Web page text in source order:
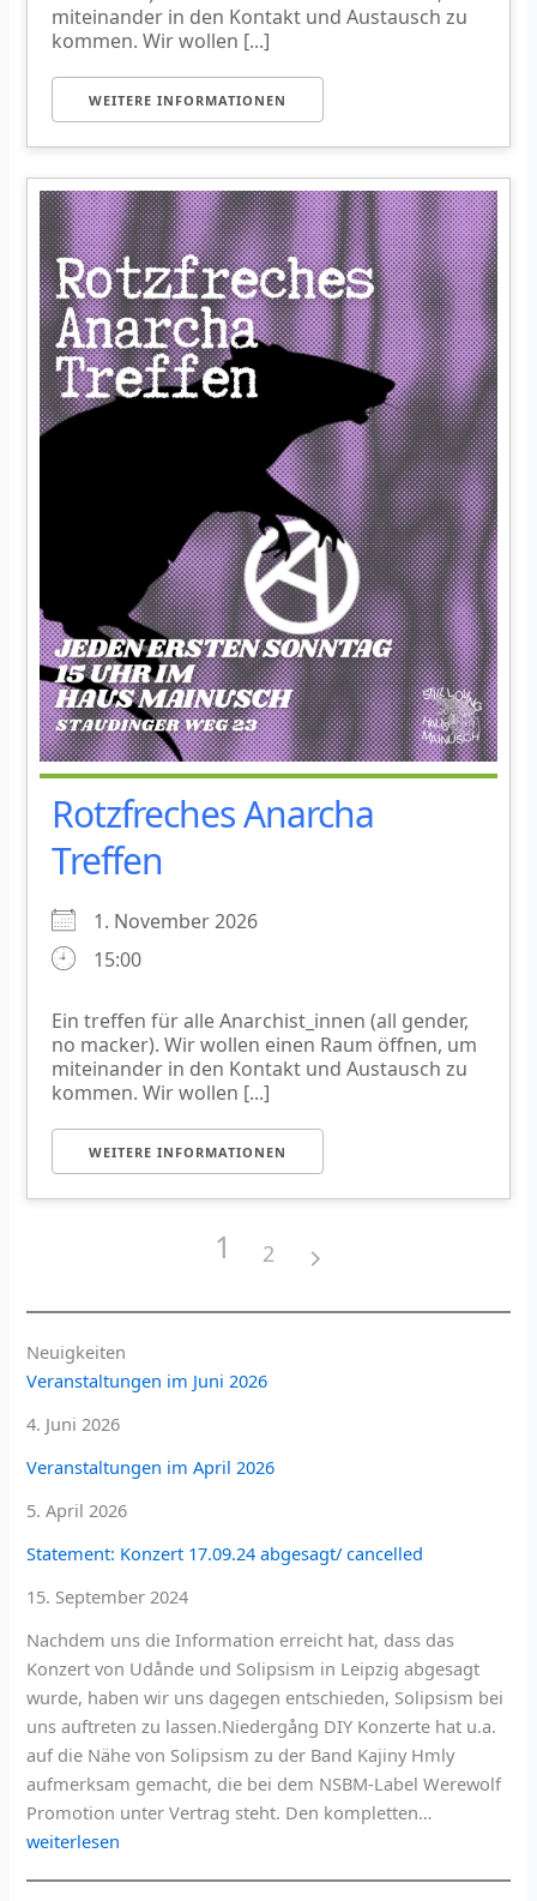
miteinander in den Kontakt und Austausch zu
kommen. Wir wollen [...]
WEITERE INFORMATIONEN
Rotzfreches Anarcha
Treffen
1. November 2026
15:00
Ein treffen für alle Anarchist_innen (all gender,
no macker). Wir wollen einen Raum öffnen, um
miteinander in den Kontakt und Austausch zu
kommen. Wir wollen [...]
WEITERE INFORMATIONEN
1 2
Neuigkeiten
Veranstaltungen im Juni 2026
4. Juni 2026
Veranstaltungen im April 2026
5. April 2026
Statement: Konzert 17.09.24 abgesagt/ cancelled
15. September 2024
Nachdem uns die Information erreicht hat, dass das
Konzert von Udånde und Solipsism in Leipzig abgesagt
wurde, haben wir uns dagegen entschieden, Solipsism bei
uns auftreten zu lassen.Niedergång DIY Konzerte hat u.a.
auf die Nähe von Solipsism zu der Band Kajiny Hmly
aufmerksam gemacht, die bei dem NSBM-Label Werewolf
Promotion unter Vertrag steht. Den kompletten…
weiterlesen